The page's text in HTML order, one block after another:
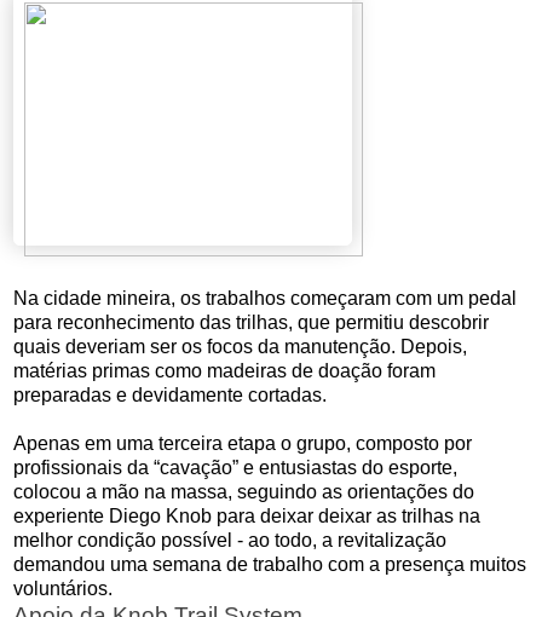
Na cidade mineira, os trabalhos começaram com um pedal
para reconhecimento das trilhas, que permitiu descobrir
quais deveriam ser os focos da manutenção. Depois,
matérias primas como madeiras de doação foram
preparadas e devidamente cortadas.
Apenas em uma terceira etapa o grupo, composto por
profissionais da “cavação” e entusiastas do esporte,
colocou a mão na massa, seguindo as orientações do
experiente Diego Knob para deixar deixar as trilhas na
melhor condição possível - ao todo, a revitalização
demandou uma semana de trabalho com a presença muitos
voluntários.